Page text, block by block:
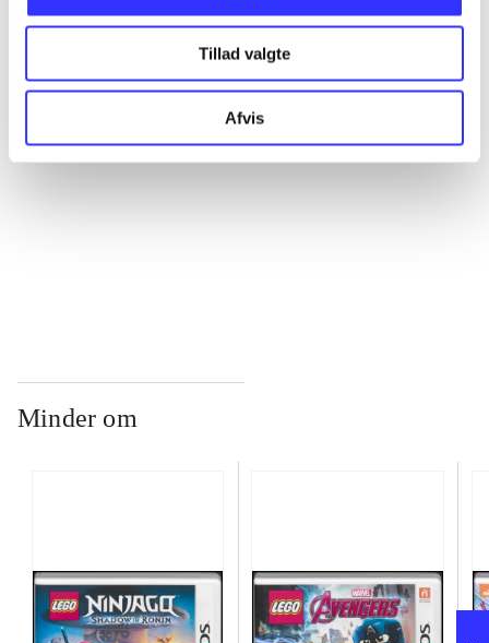
Tillad valgte
Afvis
Minder om